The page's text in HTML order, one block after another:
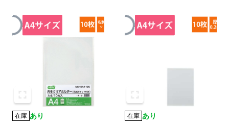
在庫 あり
在庫 あり